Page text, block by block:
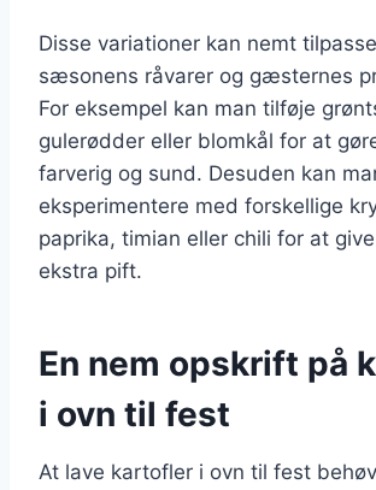
Disse variationer kan nemt
sæsonens råvarer og gæsternes
For eksempel kan man tilføje
gulerødder eller blomkål for at
farverig og sund. Desuden kan
eksperimentere med forskellige
paprika, timian eller chili for at
ekstra pift.
En nem opskrift på
i ovn til fest
At lave kartofler i ovn til fest